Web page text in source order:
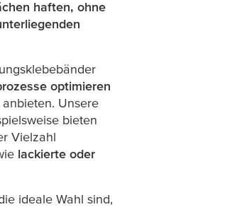
haften, ohne
optimieren
anbieten. Unsere
bieten
Vielzahl
lackierte oder
ideale Wahl sind,